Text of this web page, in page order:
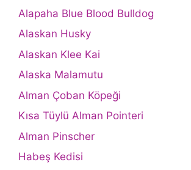
Alapaha Blue Blood Bulldog
Alaskan Husky
Alaskan Klee Kai
Alaska Malamutu
Alman Çoban Köpeği
Kısa Tüylü Alman Pointeri
Alman Pinscher
Habeş Kedisi